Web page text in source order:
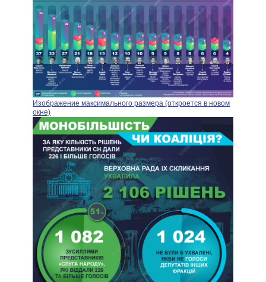
Изображение максимального размера (откроется в новом
окне)